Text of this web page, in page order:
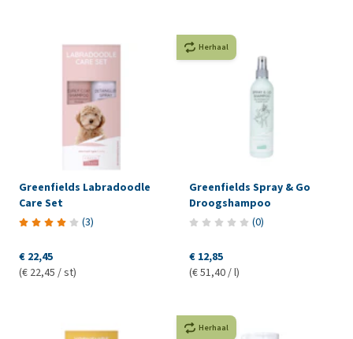
Greenfields Labradoodle
Care Set
(3)
€ 22,45
(€ 22,45 / st)
Herhaal
Greenfields Spray & Go
Droogshampoo
(0)
€ 12,85
(€ 51,40 / l)
Herhaal